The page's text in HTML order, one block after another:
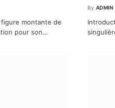
montante de
pour son…
By ADMIN